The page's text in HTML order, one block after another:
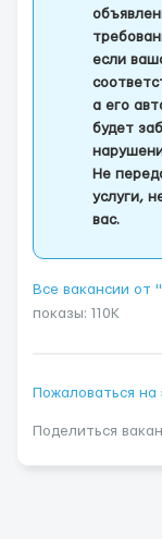
если
а его
будет
Не
услуги,
вас.
Все вакансии
показы: 110K
Пожаловаться на
Поделиться